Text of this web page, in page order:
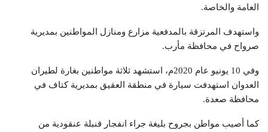
العامة والخاصة.
واستهدف المرتزقة بالمدفعية مزارع ومنازل المواطنين بمديرية
صرواح في محافظة مأرب.
وفي 10 يونيو عام 2020م، استشهد ثلاثة مواطنين بغارة لطيران
العدوان استهدفت سيارة في منطقة العقيق بمديرية كتاف في
محافظة صعدة.
كما أصيب مواطن بجروح بليغة جراء انفجار قنبلة عنقودية من